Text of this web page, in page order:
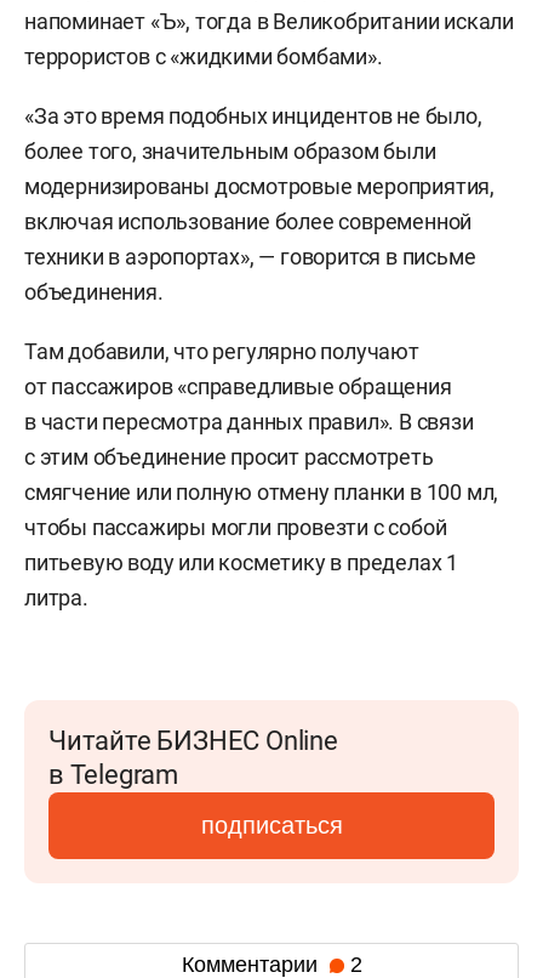
напоминает «Ъ», тогда в Великобритании искали
террористов с «жидкими бомбами».
«За это время подобных инцидентов не было,
более того, значительным образом были
модернизированы досмотровые мероприятия,
включая использование более современной
техники в аэропортах», — говорится в письме
объединения.
Там добавили, что регулярно получают
от пассажиров «справедливые обращения
в части пересмотра данных правил». В связи
с этим объединение просит рассмотреть
смягчение или полную отмену планки в 100 мл,
чтобы пассажиры могли провезти с собой
питьевую воду или косметику в пределах 1
литра.
Читайте БИЗНЕС Online
в Telegram
подписаться
Комментарии 2